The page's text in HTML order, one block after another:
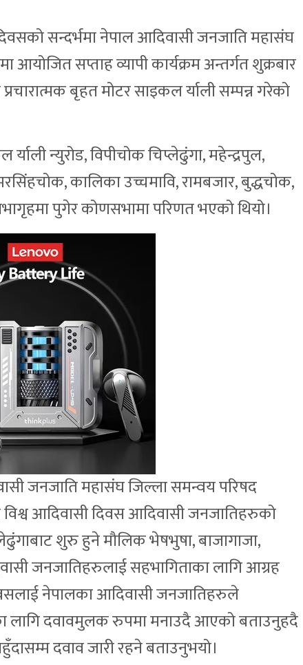
सन्दर्भमा नेपाल आदिवासी जनजाति महासंघ
सप्ताह व्यापी कार्यक्रम अन्तर्गत शुक्रबार
बृहत मोटर साइकल र्याली सम्पन्न गरेको
न्युरोड, विपीचोक चिप्लेढुंगा, महेन्द्रपुल,
कालिका उच्चमावि, रामबजार, बुद्धचोक,
पुगेर कोणसभामा परिणत भएको थियो।
जनजाति महासंघ जिल्ला समन्वय परिषद
आदिवासी दिवस आदिवासी जनजातिहरुको
शुरु हुने मौलिक भेषभुषा, बाजागाजा,
जनजातिहरुलाई सहभागिताका लागि आग्रह
नेपालका आदिवासी जनजातिहरुले
लागि दवावमुलक रुपमा मनाउदै आएको बताउनुहदै
दवाव जारी रहने बताउनुभयो।